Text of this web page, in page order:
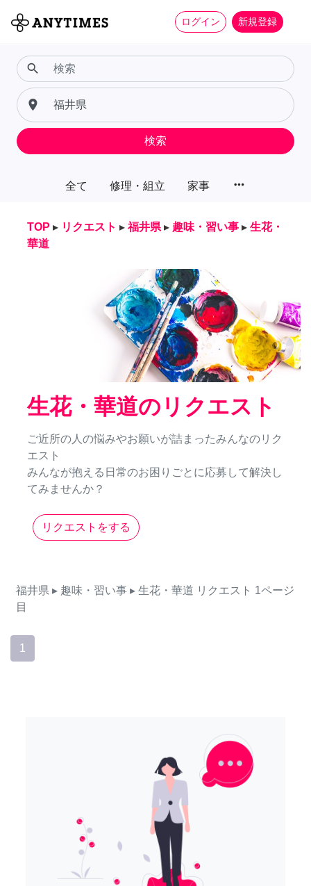
ログイン 新規登録
全て 修理・組立 家事 more_horiz
search
place
検索
TOP ▸ リクエスト ▸ 福井県 ▸ 趣味・習い事 ▸ 生花・
華道
生花・華道のリクエスト
ご近所の人の悩みやお願いが詰まったみんなのリク
エスト
みんなが抱える日常のお困りごとに応募して解決し
てみませんか？
リクエストをする
福井県 ▸ 趣味・習い事 ▸ 生花・華道 リクエスト 1ページ
目
1